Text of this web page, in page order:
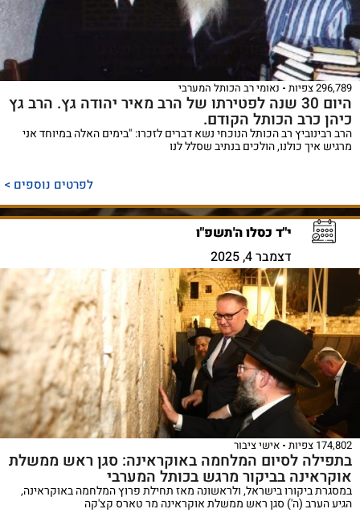
296,789 צפיות נאומי רב הכותל המערבי
היום 30 שנה לפטירתו של הרב מאיר יהודה גץ. הרב גץ
כיהן כרב הכותל הקודם.
הרב רבינוביץ רב הכותל הנוכחי נשא דברים לזכרו: "בימים האלה במיוחד אני
מרגיש איך כולנו, הולכים בנתיב שסלל לנו
לפרטים נוספים >
י"ד כסלו ה'תשפ"ו
דצמבר 4, 2025
174,802 צפיות אישי ציבור
בתפילה לסיום המלחמה באוקראינה: סגן ראש ממשלת
אוקראינה בביקור מרגש בכותל המערבי
במסגרת ביקורו בישראל, ולראשונה מאז תחילת פרוץ המלחמה באוקראינה,
הגיע הערב (ה') סגן ראש ממשלת אוקראינה מר טארס קצ'קה